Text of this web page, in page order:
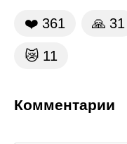
❤️ 361 🙏 31
😿 11
Комментарии